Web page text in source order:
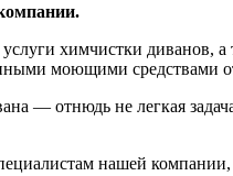
химчистки диванов,
моющими средствами
— отнюдь не легкая
нашей